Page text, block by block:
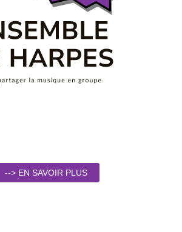
--> EN SAVOIR PLUS